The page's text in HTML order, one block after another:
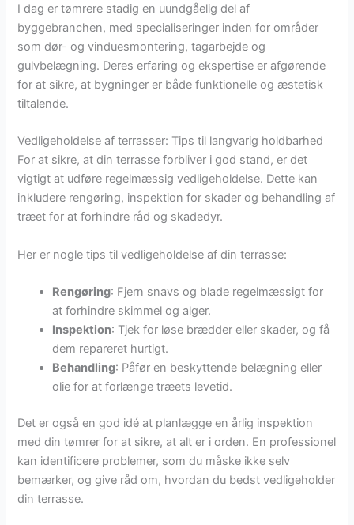
I dag er tømrere stadig en uundgåelig del af
byggebranchen, med specialiseringer inden for områder
som dør- og vinduesmontering, tagarbejde og
gulvbelægning. Deres erfaring og ekspertise er afgørende
for at sikre, at bygninger er både funktionelle og æstetisk
tiltalende.
Vedligeholdelse af terrasser: Tips til langvarig holdbarhed
For at sikre, at din terrasse forbliver i god stand, er det
vigtigt at udføre regelmæssig vedligeholdelse. Dette kan
inkludere rengøring, inspektion for skader og behandling af
træet for at forhindre råd og skadedyr.
Her er nogle tips til vedligeholdelse af din terrasse:
Rengøring: Fjern snavs og blade regelmæssigt for
at forhindre skimmel og alger.
Inspektion: Tjek for løse brædder eller skader, og få
dem repareret hurtigt.
Behandling: Påfør en beskyttende belægning eller
olie for at forlænge træets levetid.
Det er også en god idé at planlægge en årlig inspektion
med din tømrer for at sikre, at alt er i orden. En professionel
kan identificere problemer, som du måske ikke selv
bemærker, og give råd om, hvordan du bedst vedligeholder
din terrasse.